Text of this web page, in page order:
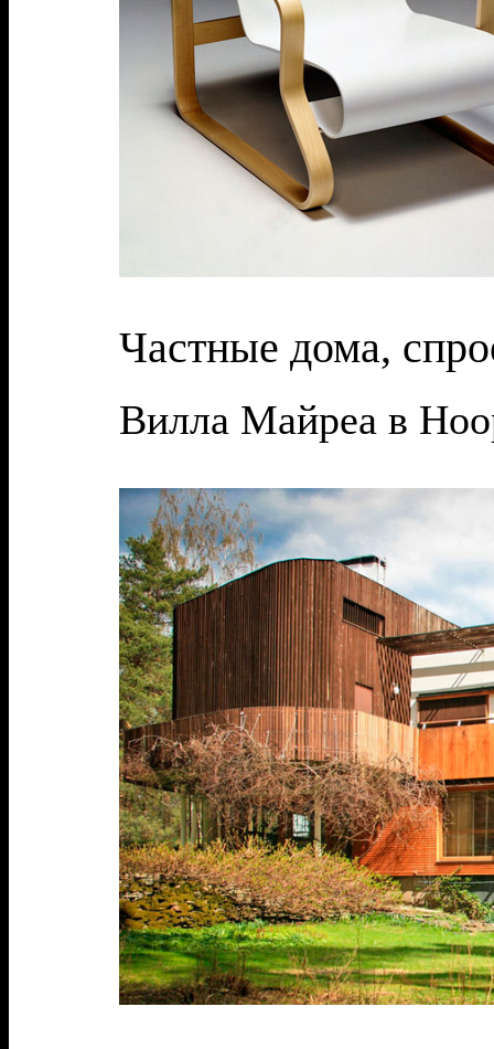
Частные дома,
Вилла Майреа в